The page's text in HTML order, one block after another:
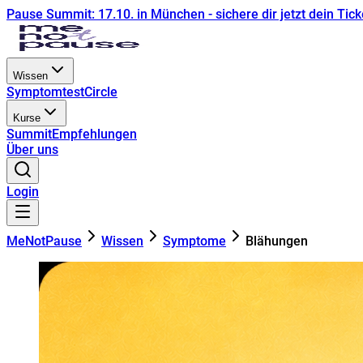
Pause Summit: 17.10. in München - sichere dir jetzt dein
Wissen
SymptomtestCircle
Kurse
SummitEmpfehlungen
Über uns
Login
MeNotPause Wissen Symptome Blähungen